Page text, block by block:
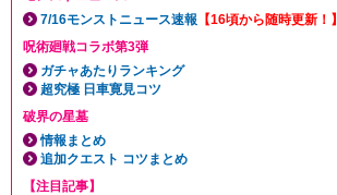
7/16モンストニュース速報 【16頃から随時更新！】
呪術廻戦コラボ第3弾
ガチャあたりランキング
超究極 日車寛見コツ
破界の星墓
情報まとめ
追加クエスト コツまとめ
【注目記事】